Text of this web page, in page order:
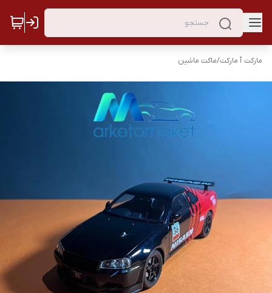
مارکت ٱ مارکت/ماکت ماشین